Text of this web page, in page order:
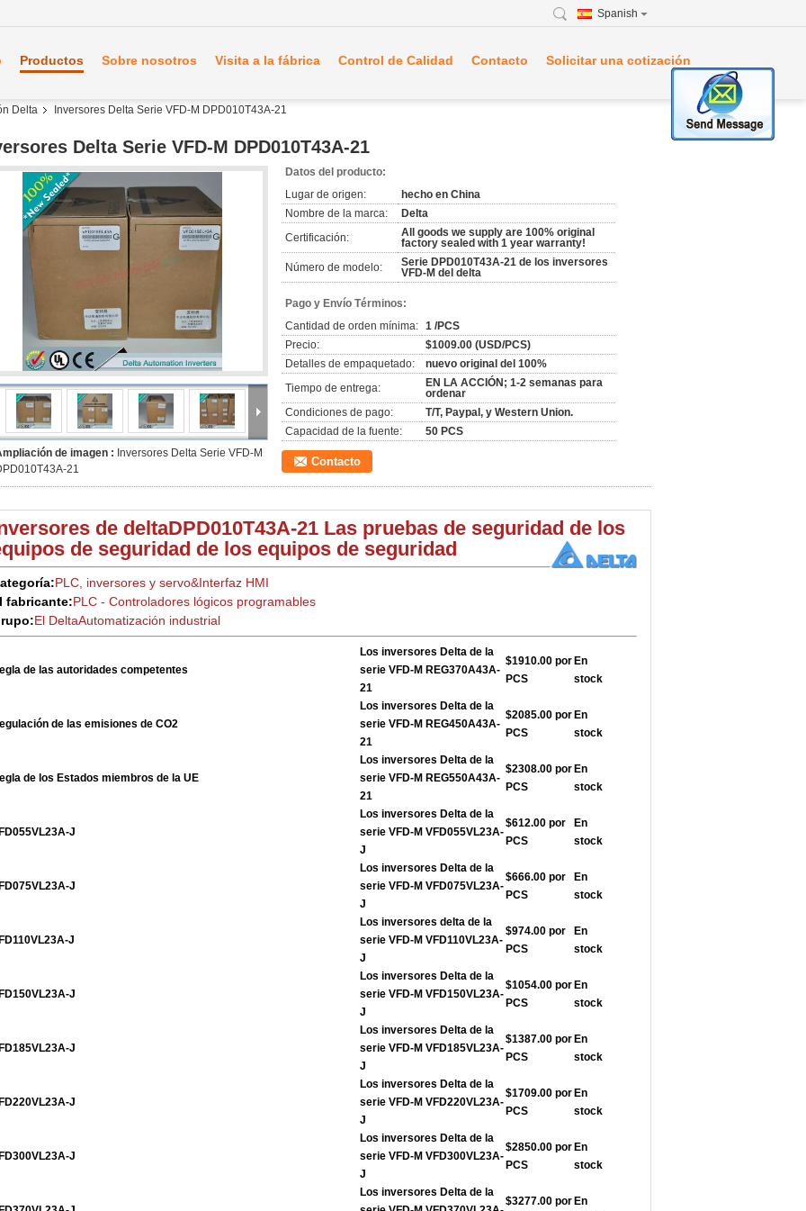
Spanish
Productos Sobre nosotros Visita a la fábrica Control de Calidad Contacto Solicitar una cotización
Delta Inversores Delta Serie VFD-M DPD010T43A-21
Delta Serie VFD-M DPD010T43A-21
de imagen : Inversores Delta Serie VFD-M
21
Datos del producto:
Lugar de origen:
hecho en China
Nombre de la marca:
Delta
Certificación:
All goods we supply are 100% original
factory sealed with 1 year warranty!
Número de modelo:
Serie DPD010T43A-21 de los inversores
VFD-M del delta
Pago y Envío Términos:
Cantidad de orden mínima: 1 /PCS
Precio:
$1009.00 (USD/PCS)
Detalles de empaquetado:
nuevo original del 100%
Tiempo de entrega:
EN LA ACCIÓN; 1-2 semanas para
ordenar
Condiciones de pago:
T/T, Paypal, y Western Union.
Capacidad de la fuente:
50 PCS
Contacto
de deltaDPD010T43A-21 Las pruebas de seguridad de los
de seguridad de los equipos de seguridad
PLC, inversores y servo&Interfaz HMI
fabricante:PLC - Controladores lógicos programables
El DeltaAutomatización industrial
de las autoridades competentes
Los inversores Delta de la
serie VFD-M REG370A43A-
21
$1910.00 por
PCS
En
stock
de las emisiones de CO2
Los inversores Delta de la
serie VFD-M REG450A43A-
21
$2085.00 por
PCS
En
stock
de los Estados miembros de la UE
Los inversores Delta de la
serie VFD-M REG550A43A-
21
$2308.00 por
PCS
En
stock
J
Los inversores Delta de la
serie VFD-M VFD055VL23A-
J
$612.00 por
PCS
En
stock
J
Los inversores Delta de la
serie VFD-M VFD075VL23A-
J
$666.00 por
PCS
En
stock
J
Los inversores delta de la
serie VFD-M VFD110VL23A-
J
$974.00 por
PCS
En
stock
J
Los inversores Delta de la
serie VFD-M VFD150VL23A-
J
$1054.00 por
PCS
En
stock
J
Los inversores Delta de la
serie VFD-M VFD185VL23A-
J
$1387.00 por
PCS
En
stock
J
Los inversores Delta de la
serie VFD-M VFD220VL23A-
J
$1709.00 por
PCS
En
stock
J
Los inversores Delta de la
serie VFD-M VFD300VL23A-
J
$2850.00 por
PCS
En
stock
Los inversores Delta de la
$3277.00 por En